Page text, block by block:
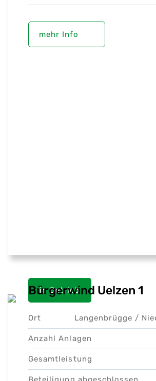
mehr Info
in Betrieb
Bürgerwind Uelzen 1
Ort Langenbrügge /
Anzahl Anlagen
Gesamtleistung